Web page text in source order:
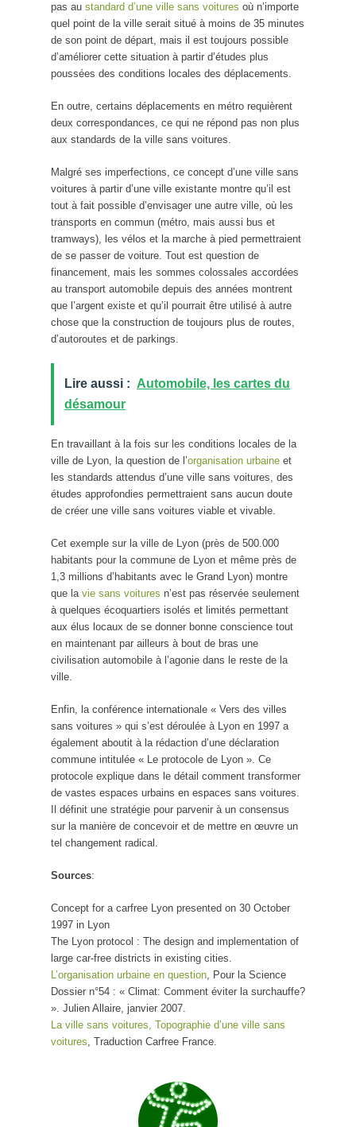
pas au standard d’une ville sans voitures où n’importe
quel point de la ville serait situé à moins de 35 minutes
de son point de départ, mais il est toujours possible
d’améliorer cette situation à partir d’études plus
poussées des conditions locales des déplacements.
En outre, certains déplacements en métro requièrent
deux correspondances, ce qui ne répond pas non plus
aux standards de la ville sans voitures.
Malgré ses imperfections, ce concept d’une ville sans
voitures à partir d’une ville existante montre qu’il est
tout à fait possible d’envisager une autre ville, où les
transports en commun (métro, mais aussi bus et
tramways), les vélos et la marche à pied permettraient
de se passer de voiture. Tout est question de
financement, mais les sommes colossales accordées
au transport automobile depuis des années montrent
que l’argent existe et qu’il pourrait être utilisé à autre
chose que la construction de toujours plus de routes,
d’autoroutes et de parkings.
Lire aussi : Automobile, les cartes du
désamour
En travaillant à la fois sur les conditions locales de la
ville de Lyon, la question de l’organisation urbaine et
les standards attendus d’une ville sans voitures, des
études approfondies permettraient sans aucun doute
de créer une ville sans voitures viable et vivable.
Cet exemple sur la ville de Lyon (près de 500.000
habitants pour la commune de Lyon et même près de
1,3 millions d’habitants avec le Grand Lyon) montre
que la vie sans voitures n’est pas réservée seulement
à quelques écoquartiers isolés et limités permettant
aux élus locaux de se donner bonne conscience tout
en maintenant par ailleurs à bout de bras une
civilisation automobile à l’agonie dans le reste de la
ville.
Enfin, la conférence internationale « Vers des villes
sans voitures » qui s’est déroulée à Lyon en 1997 a
également aboutit à la rédaction d’une déclaration
commune intitulée « Le protocole de Lyon ». Ce
protocole explique dans le détail comment transformer
de vastes espaces urbains en espaces sans voitures.
Il définit une stratégie pour parvenir à un consensus
sur la manière de concevoir et de mettre en œuvre un
tel changement radical.
Sources:
Concept for a carfree Lyon presented on 30 October
1997 in Lyon
The Lyon protocol : The design and implementation of
large car-free districts in existing cities.
L’organisation urbaine en question, Pour la Science
Dossier n°54 : « Climat: Comment éviter la surchauffe?
». Julien Allaire, janvier 2007.
La ville sans voitures, Topographie d’une ville sans
voitures, Traduction Carfree France.